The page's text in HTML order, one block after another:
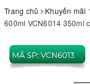
Trang chủ Khuyến mãi
600ml VCN6014 350ml